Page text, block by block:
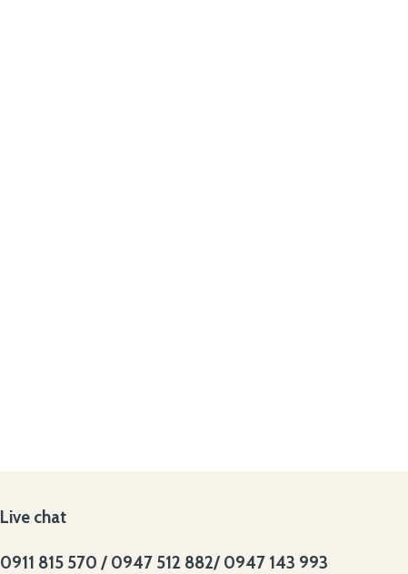
Live chat
0911 815 570 / 0947 512 882/ 0947 143 993